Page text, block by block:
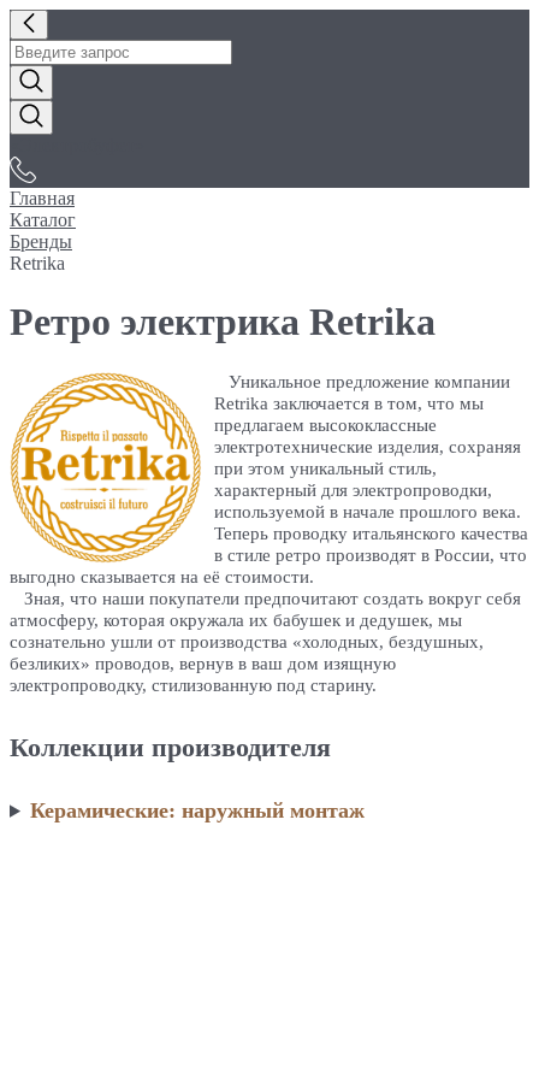
Главная
Каталог
Бренды
Retrika
Ретро электрика Retrika
Уникальное предложение компании
Retrika заключается в том, что мы
предлагаем высококлассные
электротехнические изделия, сохраняя
при этом уникальный стиль,
характерный для электропроводки,
используемой в начале прошлого века.
Теперь проводку итальянского качества
в стиле ретро производят в России, что
выгодно сказывается на её стоимости.
Зная, что наши покупатели предпочитают создать вокруг себя
атмосферу, которая окружала их бабушек и дедушек, мы
сознательно ушли от производства «холодных, бездушных,
безликих» проводов, вернув в ваш дом изящную
электропроводку, стилизованную под старину.
Коллекции производителя
Керамические: наружный монтаж